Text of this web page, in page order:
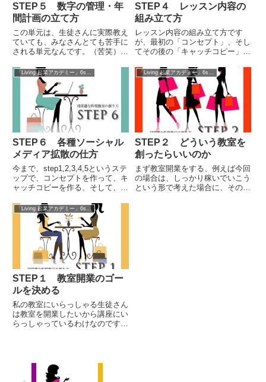
STEP５ 数字の管理・年
間計画の立て方
この単元は、生徒さんに実際教え
ていても、みなさんとても苦手に
される単元なんです。（苦笑）み
う形で引いてしまう単元なのです
が(笑)お仕事できちんとやってい
きたい方には避けて通れないとこ
ろなので、あらかじめお話をして
おきますね。
STEP４ レッスン内容の
組み立て方
レッスン内容の組み立て方です
が、最初の「コンセプト」、そし
てその後の「キャッチコピー」、
形で作ると良いのですが、順番が
逆の形で問合せしてくる方が多い
んですね。
「Living 起業アカデミー」6stepプレセミナー
STEP６ 各種ソーシャル
メディア拡散の仕方
今まで、step1,2,3,4,5というステ
ップで、コンセプトを作って、キ
ャッチコピーを作る、そして、レ
て、それに対する年間計画を作る
というプロセスを行ってきまし
た。今度は、具体的に集客の部分
のお話です。
「Living 起業アカデミー」6stepプレセミナー
STEP２ どういう教室を
創ったらいいのか
まず教室開業をする、例えば今回
の場合は、しっかり稼いでいこう
という形で考えた場合に、その教
「Living 起業アカデミー」6stepプレセミナー
STEP１ 教室開業のゴー
ルを決める
私の教室にいらっしゃる生徒さん
は教室を開業したいから講座にい
らっしゃっているわけなのです
いきたいと思います。